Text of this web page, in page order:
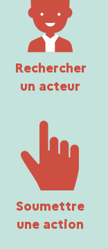
Rechercher
un acteur
Soumettre
une action